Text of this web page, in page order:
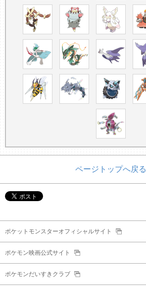
ページトップへ戻る
ポケットモンスターオフィシャルサイト
ポケモン映画公式サイト
ポケモンだいすきクラブ